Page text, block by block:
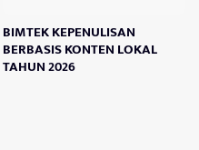
BIMTEK KEPENULISAN
BERBASIS KONTEN LOKAL
TAHUN 2026